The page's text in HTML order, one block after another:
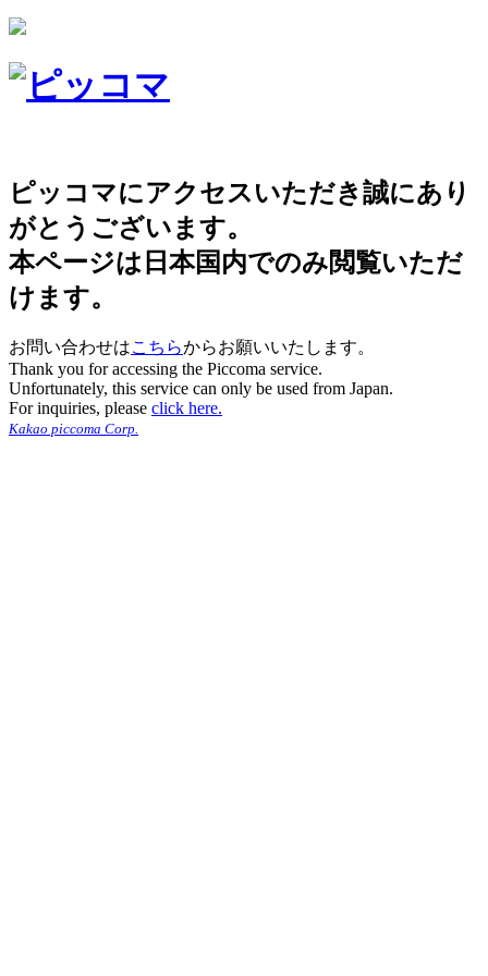
ピッコマにアクセスいただき誠にあり
がとうございます。
本ページは日本国内でのみ閲覧いただ
けます。
お問い合わせはこちらからお願いいたします。
Thank you for accessing the Piccoma service.
Unfortunately, this service can only be used from Japan.
For inquiries, please click here.
Kakao piccoma Corp.